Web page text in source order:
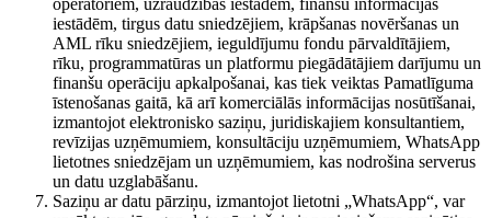
operatoriem, uzraudzības iestādēm, finanšu informācijas
iestādēm, tirgus datu sniedzējiem, krāpšanas novēršanas un
AML rīku sniedzējiem, ieguldījumu fondu pārvaldītājiem,
rīku, programmatūras un platformu piegādātājiem darījumu un
finanšu operāciju apkalpošanai, kas tiek veiktas Pamatlīguma
īstenošanas gaitā, kā arī komerciālās informācijas nosūtīšanai,
izmantojot elektronisko saziņu, juridiskajiem konsultantiem,
revīzijas uzņēmumiem, konsultāciju uzņēmumiem, WhatsApp
lietotnes sniedzējam un uzņēmumiem, kas nodrošina serverus
un datu uzglabāšanu.
Saziņu ar datu pārziņu, izmantojot lietotni „WhatsApp“, var